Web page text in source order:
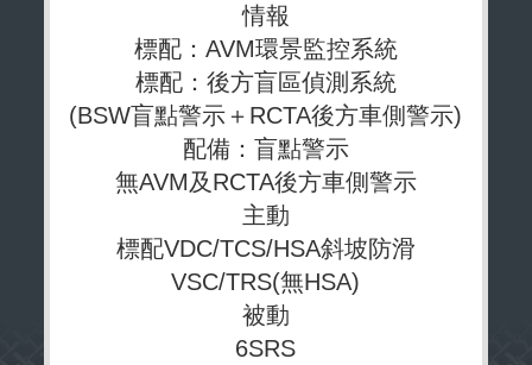
情報
標配：AVM環景監控系統
標配：後方盲區偵測系統
(BSW盲點警示＋RCTA後方車側警示)
配備：盲點警示
無AVM及RCTA後方車側警示
主動
標配VDC/TCS/HSA斜坡防滑
VSC/TRS(無HSA)
被動
6SRS